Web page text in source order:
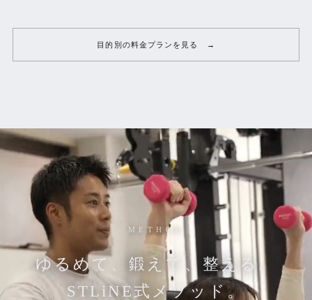
目的別の料金プランを見る
METHOD
ゆるめて、鍛えて、整える。
STLiNE式メソッド。